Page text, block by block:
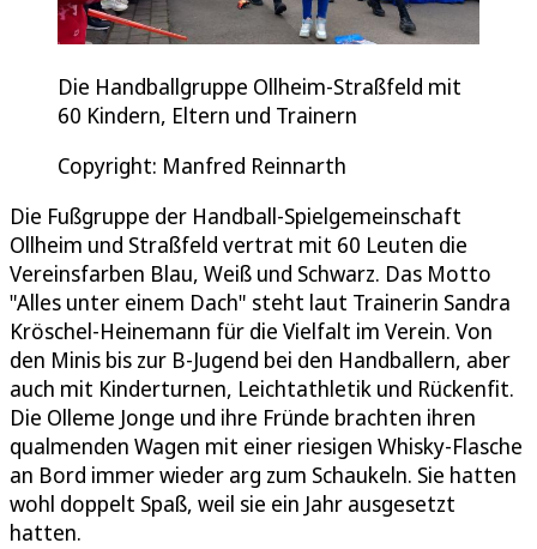
Die Handballgruppe Ollheim-Straßfeld mit
60 Kindern, Eltern und Trainern
Copyright: Manfred Reinnarth
Die Fußgruppe der Handball-Spielgemeinschaft
Ollheim und Straßfeld vertrat mit 60 Leuten die
Vereinsfarben Blau, Weiß und Schwarz. Das Motto
"Alles unter einem Dach" steht laut Trainerin Sandra
Kröschel-Heinemann für die Vielfalt im Verein. Von
den Minis bis zur B-Jugend bei den Handballern, aber
auch mit Kinderturnen, Leichtathletik und Rückenfit.
Die Olleme Jonge und ihre Fründe brachten ihren
qualmenden Wagen mit einer riesigen Whisky-Flasche
an Bord immer wieder arg zum Schaukeln. Sie hatten
wohl doppelt Spaß, weil sie ein Jahr ausgesetzt
hatten.